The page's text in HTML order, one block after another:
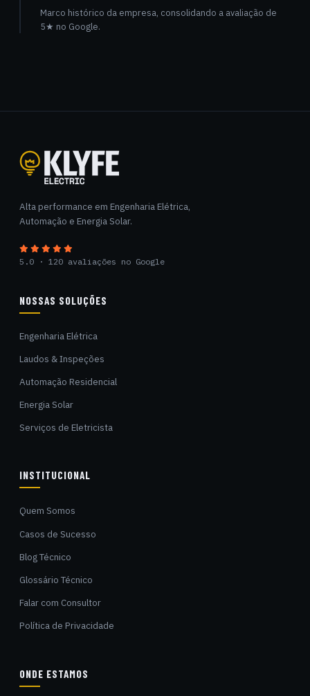
Marco histórico da empresa, consolidando a avaliação de
5★ no Google.
Klyfe Electric
Alta performance em Engenharia Elétrica,
Automação e Energia Solar.
5.0 · 120 avaliações no Google
NOSSAS SOLUÇÕES
Engenharia Elétrica
Laudos & Inspeções
Automação Residencial
Energia Solar
Serviços de Eletricista
INSTITUCIONAL
Quem Somos
Casos de Sucesso
Blog Técnico
Glossário Técnico
Falar com Consultor
Política de Privacidade
ONDE ESTAMOS